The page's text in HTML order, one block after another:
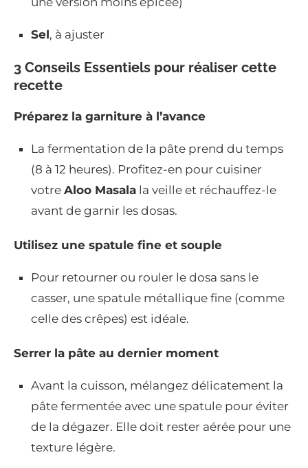
Sel, à ajuster
3 Conseils Essentiels pour réaliser cette
recette
Préparez la garniture à l’avance
La fermentation de la pâte prend du temps
(8 à 12 heures). Profitez-en pour cuisiner
votre Aloo Masala la veille et réchauffez-le
avant de garnir les dosas.
Utilisez une spatule fine et souple
Pour retourner ou rouler le dosa sans le
casser, une spatule métallique fine (comme
celle des crêpes) est idéale.
Serrer la pâte au dernier moment
Avant la cuisson, mélangez délicatement la
pâte fermentée avec une spatule pour éviter
de la dégazer. Elle doit rester aérée pour une
texture légère.